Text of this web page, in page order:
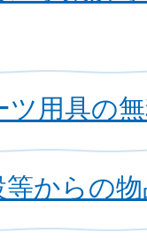
ツ用具の
からの